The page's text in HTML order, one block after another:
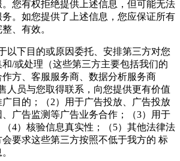
您有权拒绝提供上述信息，但可能无法
。如您提供了上述信息，您应保证所有
、有效。
以下目的或原因委托、安排第三方对您
/或处理（这些第三方主要包括我们的
方、客服服务商、数据分析服务商
人员与您取得联系，向您提供更有价值
目的；（2）用于广告投放、广告投放
广告监测等广告业务合作；（3）用于
4）核验信息真实性；（5）其他法律法
要求这些第三方按照不低于我方的 标